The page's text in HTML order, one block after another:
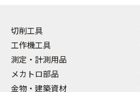
切削工具
工作機工具
測定・計測用品
メカトロ部品
金物・建築資材